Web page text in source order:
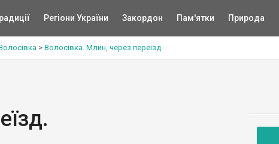
Регіони України Закордон Пам'ятки Природа
> Волосівка. Млин, через переїзд.